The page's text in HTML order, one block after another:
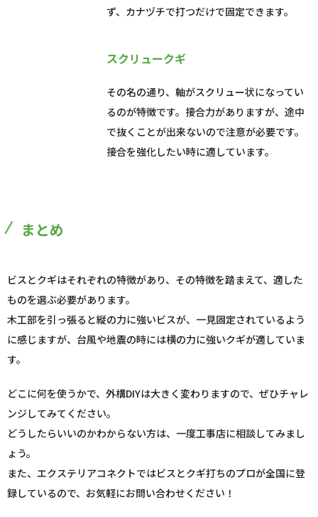
ず、カナヅチで打つだけで固定できます。
スクリュークギ
その名の通り、軸がスクリュー状になってい
るのが特徴です。接合力がありますが、途中
で抜くことが出来ないので注意が必要です。
接合を強化したい時に適しています。
まとめ
ビスとクギはそれぞれの特徴があり、その特徴を踏まえて、適した
ものを選ぶ必要があります。
木工部を引っ張ると縦の力に強いビスが、一見固定されているよう
に感じますが、台風や地震の時には横の力に強いクギが適していま
す。
どこに何を使うかで、外構DIYは大きく変わりますので、ぜひチャレ
ンジしてみてください。
どうしたらいいのかわからない方は、一度工事店に相談してみまし
ょう。
また、エクステリアコネクトではビスとクギ打ちのプロが全国に登
録しているので、お気軽にお問い合わせください！